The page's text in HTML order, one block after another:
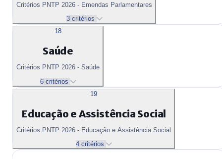
Critérios PNTP 2026 - Emendas Parlamentares
3 critérios
18
Saúde
Critérios PNTP 2026 - Saúde
6 critérios
19
Educação e Assistência Social
Critérios PNTP 2026 - Educação e Assistência Social
4 critérios